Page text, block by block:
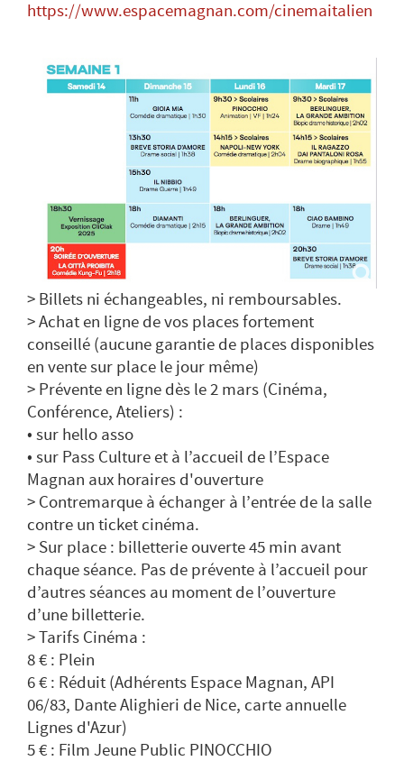
https://www.espacemagnan.com/cinemaitalien
> Billets ni échangeables, ni remboursables.
> Achat en ligne de vos places fortement
conseillé (aucune garantie de places disponibles
en vente sur place le jour même)
> Prévente en ligne dès le 2 mars (Cinéma,
Conférence, Ateliers) :
• sur hello asso
• sur Pass Culture et à l’accueil de l’Espace
Magnan aux horaires d'ouverture
> Contremarque à échanger à l’entrée de la salle
contre un ticket cinéma.
> Sur place : billetterie ouverte 45 min avant
chaque séance. Pas de prévente à l’accueil pour
d’autres séances au moment de l’ouverture
d’une billetterie.
> Tarifs Cinéma :
8 € : Plein
6 € : Réduit (Adhérents Espace Magnan, API
06/83, Dante Alighieri de Nice, carte annuelle
Lignes d'Azur)
5 € : Film Jeune Public PINOCCHIO